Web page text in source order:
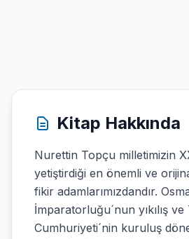
Kitap Hakkında
Nurettin Topçu milletimizin
yetiştirdiği en önemli ve
fikir adamlarımızdandır.
İmparatorluğu´nun yıkılış
Cumhuriyeti´nin kuruluş